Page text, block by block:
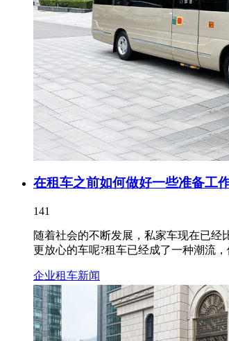
在租车之前如何做好一些准备工
141
随着社会的不断发展，私家车现在已
更放心的车呢?租车已经成了一种潮流
企业租车新闻